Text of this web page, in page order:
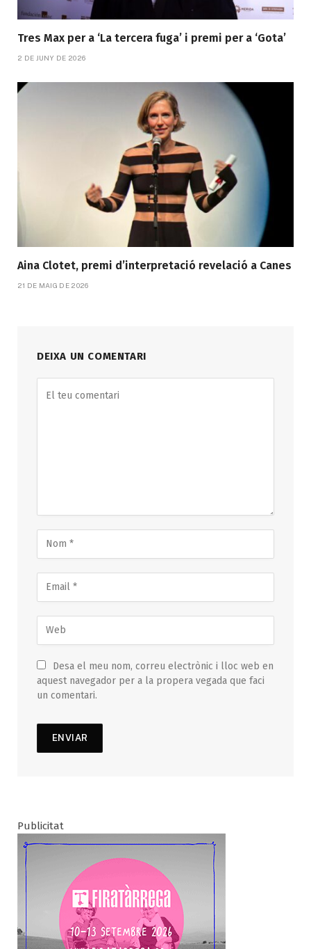
Tres Max per a ‘La tercera fuga’ i premi per a ‘Gota’
2 DE JUNY DE 2026
Aina Clotet, premi d’interpretació revelació a Canes
21 DE MAIG DE 2026
DEIXA UN COMENTARI
Desa el meu nom, correu electrònic i lloc web en
aquest navegador per a la propera vegada que faci
un comentari.
Publicitat